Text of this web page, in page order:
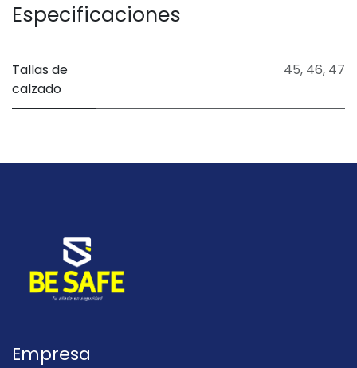
Especificaciones
Tallas de
calzado
45, 46, 47
Empresa